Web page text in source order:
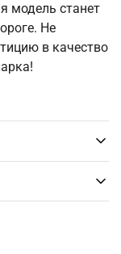
модель станет
Не
в качество